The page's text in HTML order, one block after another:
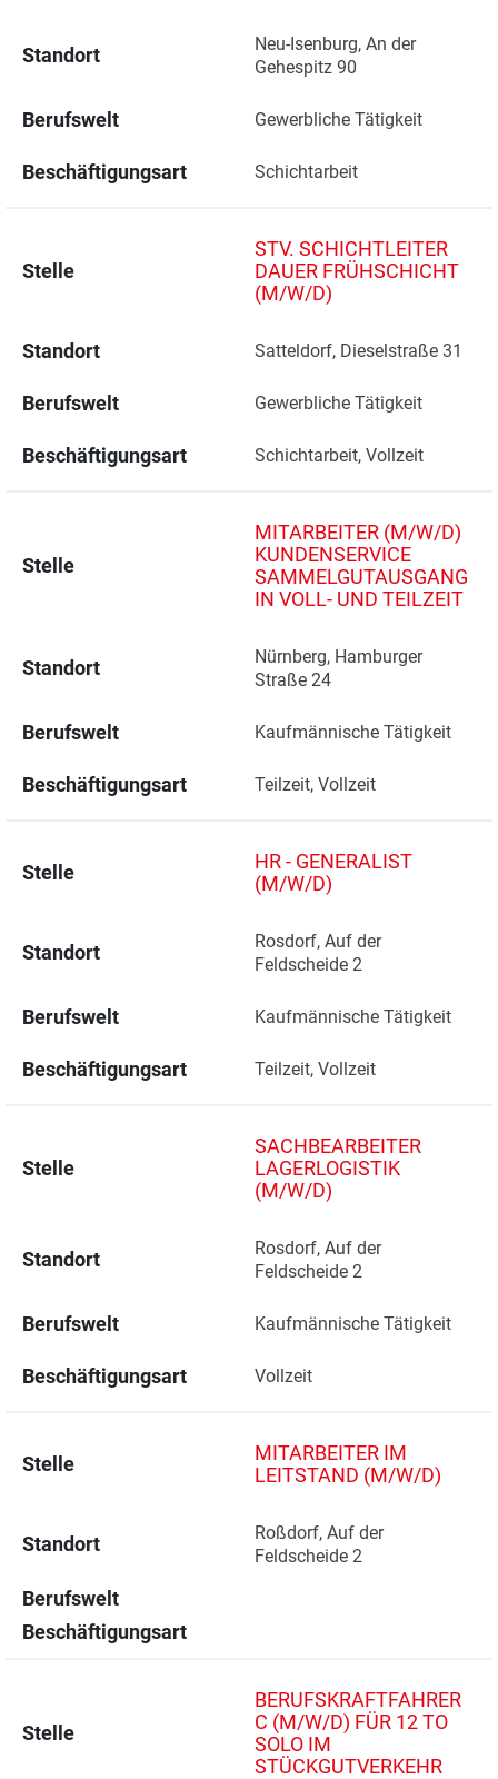
Standort
Neu-Isenburg, An der
Gehespitz 90
Berufswelt Gewerbliche Tätigkeit
Beschäftigungsart Schichtarbeit
Stelle
STV. SCHICHTLEITER
DAUER FRÜHSCHICHT
(M/W/D)
Standort Satteldorf, Dieselstraße 31
Berufswelt Gewerbliche Tätigkeit
Beschäftigungsart Schichtarbeit, Vollzeit
Stelle
MITARBEITER (M/W/D)
KUNDENSERVICE
SAMMELGUTAUSGANG
IN VOLL- UND TEILZEIT
Standort
Nürnberg, Hamburger
Straße 24
Berufswelt Kaufmännische Tätigkeit
Beschäftigungsart Teilzeit, Vollzeit
Stelle
HR - GENERALIST
(M/W/D)
Standort
Rosdorf, Auf der
Feldscheide 2
Berufswelt Kaufmännische Tätigkeit
Beschäftigungsart Teilzeit, Vollzeit
Stelle
SACHBEARBEITER
LAGERLOGISTIK
(M/W/D)
Standort
Rosdorf, Auf der
Feldscheide 2
Berufswelt Kaufmännische Tätigkeit
Beschäftigungsart Vollzeit
Stelle
MITARBEITER IM
LEITSTAND (M/W/D)
Standort
Roßdorf, Auf der
Feldscheide 2
Berufswelt
Beschäftigungsart
Stelle
BERUFSKRAFTFAHRER
C (M/W/D) FÜR 12 TO
SOLO IM
STÜCKGUTVERKEHR